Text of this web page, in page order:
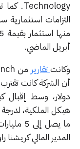
استثمارية
منها
الماضي.
تقارير
وسط إقبال كبير
الملكية، لدرجة
ما يصل إلى 5
المالي كريشنا راو.